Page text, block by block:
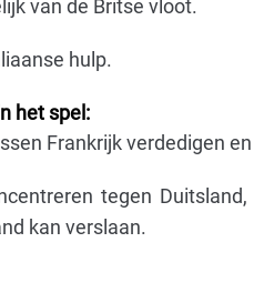
van de Britse vloot.
hulp.
het spel:
Frankrijk verdedigen
tegen
kan verslaan.